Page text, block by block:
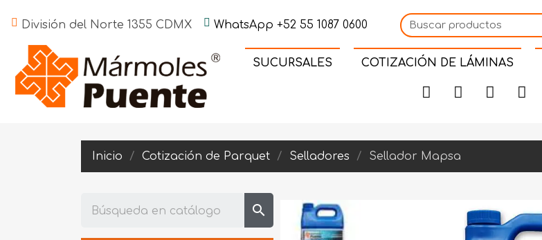
División del Norte 1355 CDMX WhatsApp +52 55 1087 0600
SUCURSALES COTIZACIÓN DE LÁMINAS
Inicio Cotización de Parquet Selladores Sellador Mapsa
search